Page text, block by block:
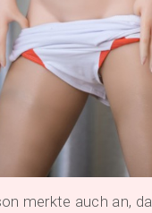
merkte auch an,